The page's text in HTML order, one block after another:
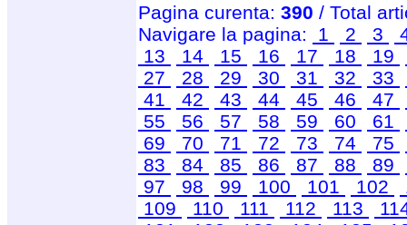
Pagina curenta: 390 / Total
Navigare la pagina:
1 2 3
13
14 15 16 17 18 19
27
28 29 30 31 32 33
41
42 43 44 45 46 47
55
56 57 58 59 60 61
69
70 71 72 73 74 75
83
84 85 86 87 88 89
97
98 99 100 101 102
109
110 111 112 113